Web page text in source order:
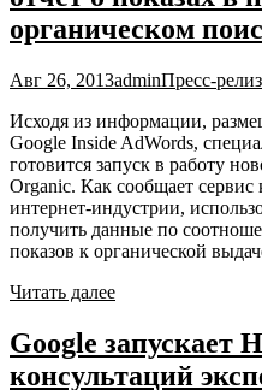
органическом
Авг 26, 2013adminПресс-
Исходя из информации,
Google Inside AdWords,
готовится запуск в работу
Organic. Как сообщает сервис
интернет-индустрии,
получить данные по
показов к органической
Читать далее
Google запускает
консультаций